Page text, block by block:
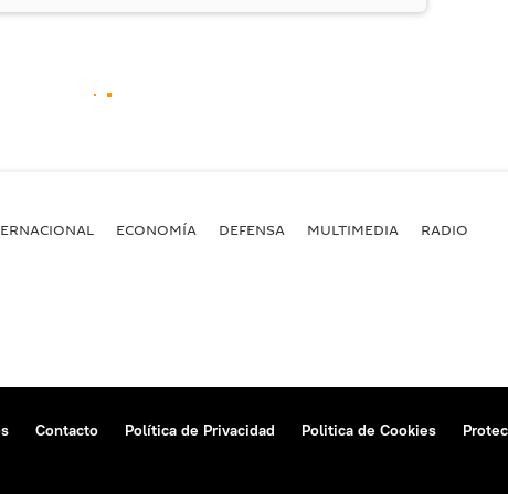
ECONOMÍA DEFENSA MULTIMEDIA RADIO
Contacto Política de Privacidad Politica de Cookies